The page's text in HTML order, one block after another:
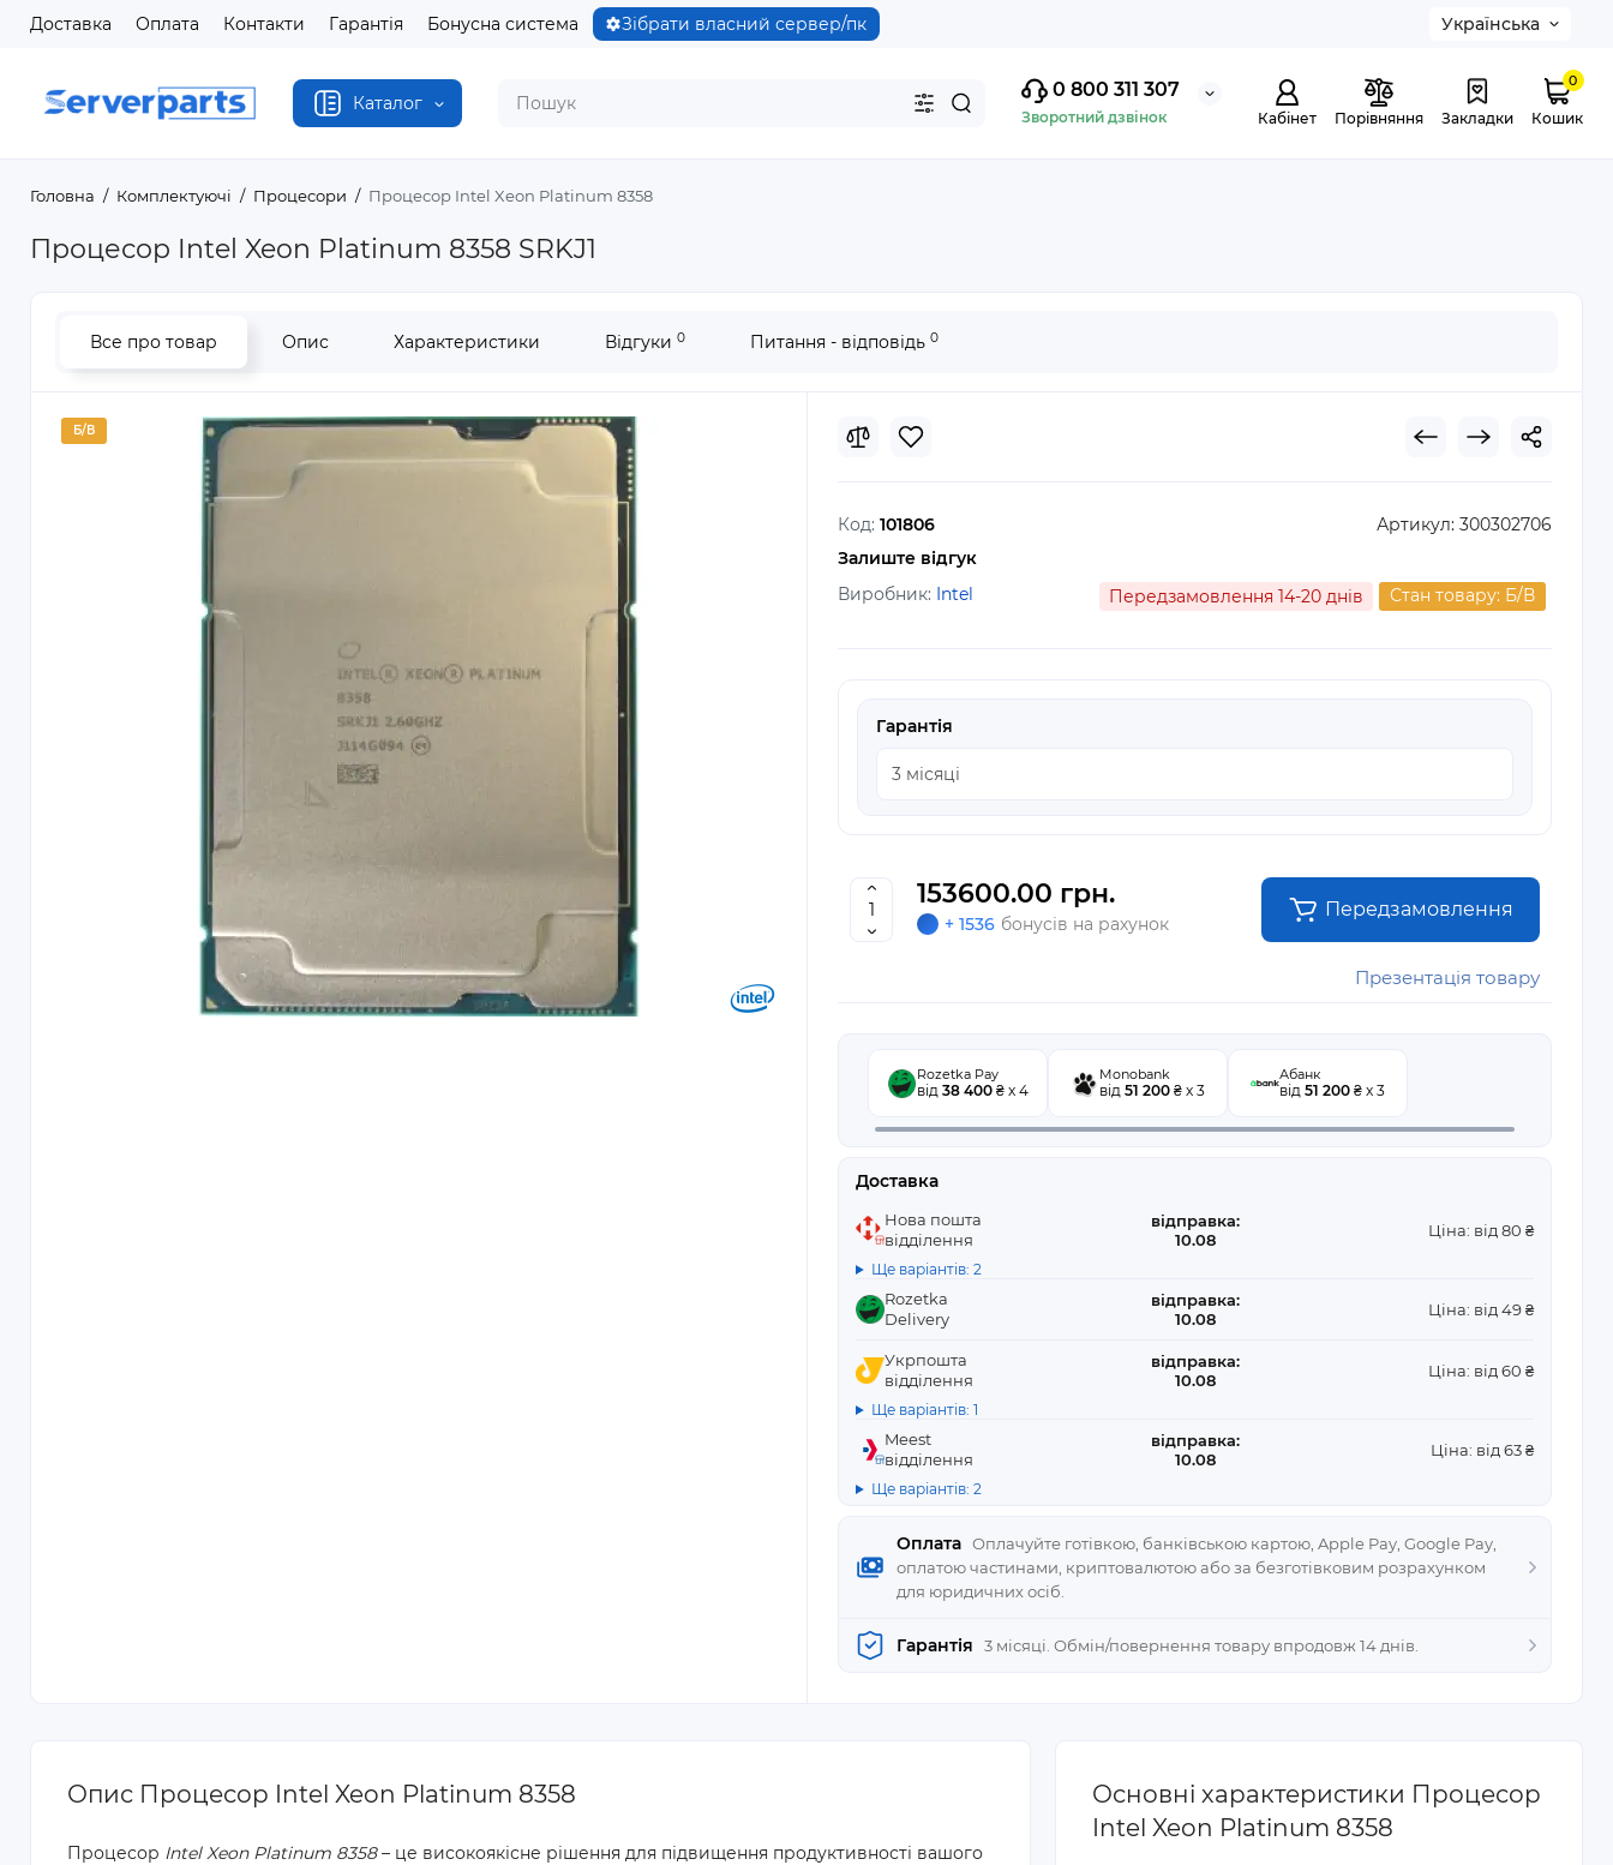
Доставка Оплата Контакти Гарантія Бонусна система Зібрати власний сервер/пк Українська
Каталог
0 800 311 307
Зворотний дзвінок Кабінет Порівняння Закладки
0
Кошик
Головна Комплектуючі Процесори Процесор Intel Xeon Platinum 8358
Процесор Intel Xeon Platinum 8358 SRKJ1
Все про товар Опис Характеристики Відгуки 0 Питання - відповідь 0
Б/В
Код: 101806
Залиште відгук
Артикул: 300302706
Виробник: Intel Передзамовлення 14-20 днів Стан товару: Б/В
Гарантія
153600.00 грн.
+ 1536 бонусів на рахунок
Передзамовлення
Презентація товару
Оплата Оплачуйте готівкою, банківською картою, Apple Pay, Google Pay,
оплатою частинами, криптовалютою або за безготівковим розрахунком
для юридичних осіб.
Rozetka Pay
від 38 400₴ x 4
Monobank
від 51 200 ₴ x 3
Абанк
від 51 200 ₴ x 3
Доставка
Нова пошта
відділення
відправка:
10.08
Ціна: від 80 ₴
Ще варіантів: 2
Rozetka
Delivery
відправка:
10.08
Ціна: від 49 ₴
Укрпошта
відділення
відправка:
10.08
Ціна: від 60 ₴
Ще варіантів: 1
Meest
відділення
відправка:
10.08
Ціна: від 63 ₴
Ще варіантів: 2
Гарантія 3 місяці. Обмін/повернення товару впродовж 14 днів.
Опис Процесор Intel Xeon Platinum 8358
Процесор Intel Xeon Platinum 8358– це високоякісне рішення для підвищення продуктивності вашого
Основні характеристики Процесор
Intel Xeon Platinum 8358